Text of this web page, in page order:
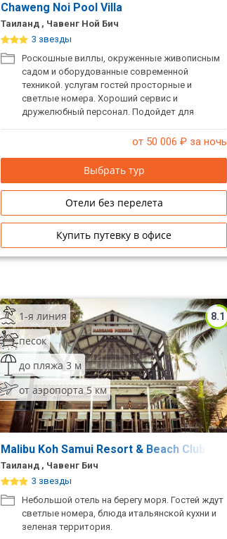
Chaweng Noi Pool Villa
Таиланд , Чавенг Ной Бич
3 звезды
Роскошные виллы, окруженные живописным
садом и оборудованные современной
техникой. услугам гостей просторные и
светлые номера. Хороший сервис и
дружелюбный персонал. Подойдет для
от 50 006 ₽ за ночь
Выбрать тур
Отели без перелета
Купить путевку в офисе
8.1
1-я линия
песок
до пляжа 3 м
от аэропорта 5 км
Malibu Koh Samui Resort & Beach Club
Таиланд , Чавенг Бич
3 звезды
Небольшой отель на берегу моря. Гостей ждут
светлые номера, блюда итальянской кухни и
зеленая территория.